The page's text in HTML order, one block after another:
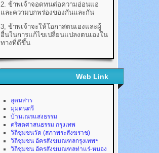
2. ข้าพเจ้าจอดทนต่อความอ่อนแอ
และความบกพร่องของกันและกัน
3, ข้าพเจ้าจะให้โอกาสตนเองและผู้
อื่นในการแก้ไขเปลี่ยนแปลงตนเองใน
ทางที่ดีขึ้น
Web Link
อุดมสาร
มุมดนตรี
บ้านเณรแสงธรรม
คริสตศาสนธรรม กรุงเทพ
วิถีชุมชนวัด (สภาพระสังฆราช)
วิถีชุมชน อัครสังฆมณฑลกรุงเทพฯ
วิถีชุมชน อัครสังฆมณฑลท่าแร่-หนอง